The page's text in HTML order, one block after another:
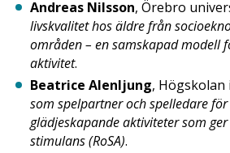
Andreas Nilsson, Örebro
livskvalitet hos äldre från
områden – en samskapad modell
aktivitet.
Beatrice Alenljung, Högskolan
som spelpartner och spelledare
glädjeskapande aktiviteter som
stimulans (RoSA).